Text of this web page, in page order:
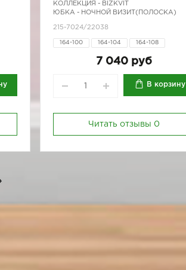
КОЛЛЕКЦИЯ - BIZKVIT
ЮБКА - НОЧНОЙ ВИЗИТ(ПОЛОСКА)
215-7024/22038
164-100 164-104 164-108
7 040 руб
В корзину
Читать отзывы 0